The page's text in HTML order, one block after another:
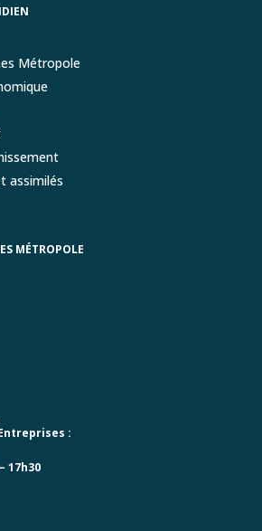
Métropole
assimilés
MÉTROPOLE
:
17h30